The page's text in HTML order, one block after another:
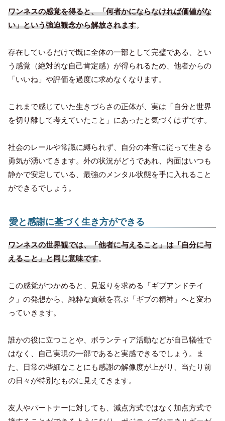
ワンネスの感覚を得ると、「何者かにならなければ価値がな
い」という強迫観念から解放されます。
存在しているだけで既に全体の一部として完璧である、とい
う感覚（絶対的な自己肯定感）が得られるため、他者からの
「いいね」や評価を過度に求めなくなります。
これまで感じていた生きづらさの正体が、実は「自分と世界
を切り離して考えていたこと」にあったと気づくはずです。
社会のレールや常識に縛られず、自分の本音に従って生きる
勇気が湧いてきます。外の状況がどうであれ、内面はいつも
静かで安定している、最強のメンタル状態を手に入れること
ができるでしょう。
愛と感謝に基づく生き方ができる
ワンネスの世界観では、「他者に与えること」は「自分に与
えること」と同じ意味です。
この感覚がつかめると、見返りを求める「ギブアンドテイ
ク」の発想から、純粋な貢献を喜ぶ「ギブの精神」へと変わ
っていきます。
誰かの役に立つことや、ボランティア活動などが自己犠牲で
はなく、自己実現の一部であると実感できるでしょう。ま
た、日常の些細なことにも感謝の解像度が上がり、当たり前
の日々が特別なものに見えてきます。
友人やパートナーに対しても、減点方式ではなく加点方式で